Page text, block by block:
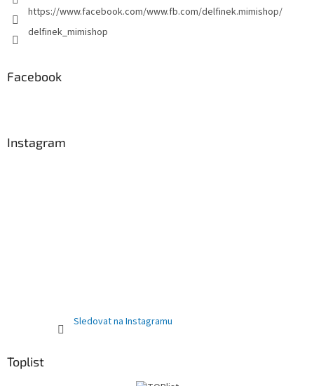
https://www.facebook.com/www.fb.com/delfinek.mimishop/
delfinek_mimishop
Facebook
Instagram
Sledovat na Instagramu
Toplist